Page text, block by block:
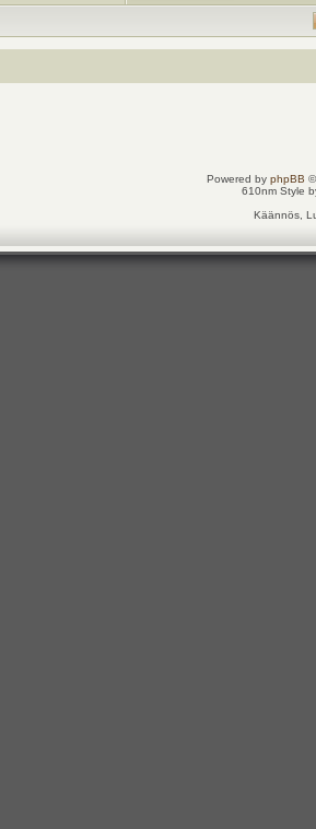
Powered by phpBB
610nm Style
Käännös,